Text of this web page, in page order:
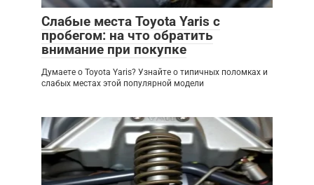
Слабые места Toyota Yaris с
пробегом: на что обратить
внимание при покупке
Думаете о Toyota Yaris? Узнайте о типичных поломках и
слабых местах этой популярной модели